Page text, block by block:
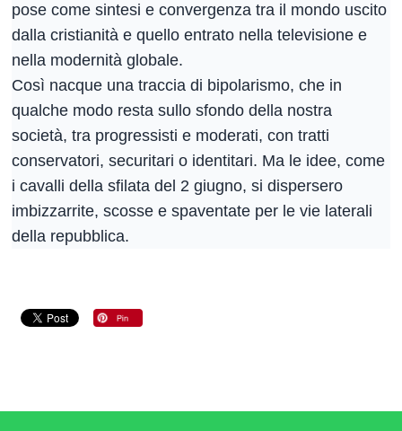
pose come sintesi e convergenza tra il mondo uscito
dalla cristianità e quello entrato nella televisione e
nella modernità globale.
Così nacque una traccia di bipolarismo, che in
qualche modo resta sullo sfondo della nostra
società, tra progressisti e moderati, con tratti
conservatori, securitari o identitari. Ma le idee, come
i cavalli della sfilata del 2 giugno, si dispersero
imbizzarrite, scosse e spaventate per le vie laterali
della repubblica.